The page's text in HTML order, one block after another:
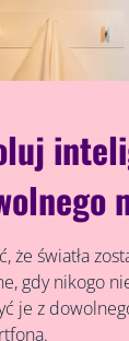
światła
gdy nikogo
je z